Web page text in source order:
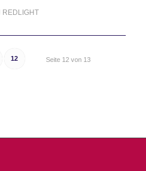
REDLIGHT
Seite 12 von 13
12